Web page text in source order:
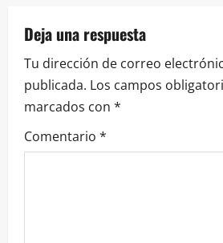
a
c
i
ó
Deja una respuesta
Tu dirección de correo
publicada. Los campos
marcados con *
Comentario *